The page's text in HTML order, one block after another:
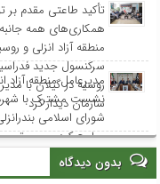
تأکید طاعتی مقدم بر
همکاری‌های همه
منطقه آزاد انزلی و
سرکنسول جدید
روسیه در گیلان با
سازمان دیدار کرد
مدیرعامل منطقه آزاد
نشست مشترک با
شورای اسلامی
مطرح کرد: مسیر
انزلی از هم‌افزایی و
همه نهادها می‌گذرد
بدون دیدگاه